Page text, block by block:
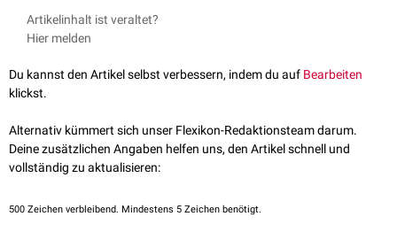
Artikelinhalt ist veraltet?
Hier melden
Du kannst den Artikel selbst verbessern, indem du auf Bearbeiten
klickst.
Alternativ kümmert sich unser Flexikon-Redaktionsteam darum.
Deine zusätzlichen Angaben helfen uns, den Artikel schnell und
vollständig zu aktualisieren:
500 Zeichen verbleibend. Mindestens 5 Zeichen benötigt.